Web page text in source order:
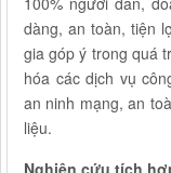
dàng, an toàn, tiện
gia góp ý trong quá
hóa các dịch vụ
an ninh mạng, an
liệu.
Nghiên cứu tích